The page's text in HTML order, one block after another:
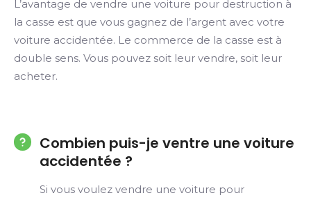
L’avantage de vendre une voiture pour destruction à
la casse est que vous gagnez de l’argent avec votre
voiture accidentée. Le commerce de la casse est à
double sens. Vous pouvez soit leur vendre, soit leur
acheter.
Combien puis-je ventre une voiture
accidentée ?
Si vous voulez vendre une voiture pour